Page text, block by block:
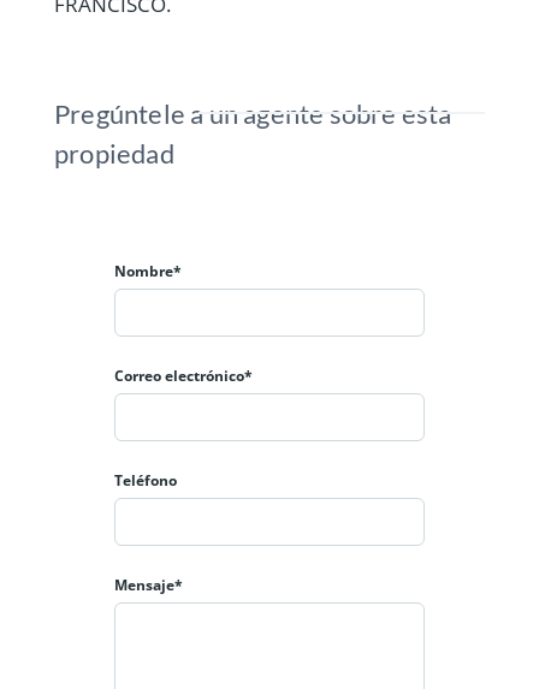
Pregúntele a un agente sobre esta
propiedad
Nombre*
Correo electrónico*
Teléfono
Mensaje*